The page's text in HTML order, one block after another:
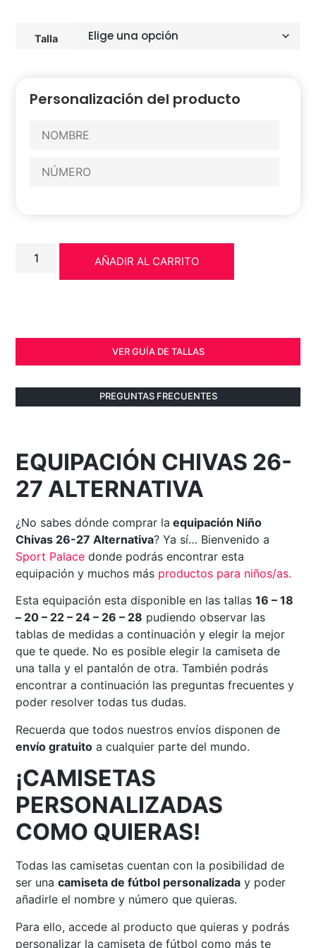
Talla
Personalización del producto
AÑADIR AL CARRITO
VER GUÍA DE TALLAS
PREGUNTAS FRECUENTES
EQUIPACIÓN CHIVAS 26-
27 ALTERNATIVA
¿No sabes dónde comprar la equipación Niño
Chivas 26-27 Alternativa? Ya sí… Bienvenido a
Sport Palace donde podrás encontrar esta
equipación y muchos más productos para niños/as.
Esta equipación esta disponible en las tallas16 – 18
– 20 – 22 – 24 – 26 – 28 pudiendo observar las
tablas de medidas a continuación y elegir la mejor
que te quede. No es posible elegir la camiseta de
una talla y el pantalón de otra. También podrás
encontrar a continuación las preguntas frecuentes y
poder resolver todas tus dudas.
Recuerda que todos nuestros envíos disponen de
envío gratuito a cualquier parte del mundo.
¡CAMISETAS
PERSONALIZADAS
COMO QUIERAS!
Todas las camisetas cuentan con la posibilidad de
ser unacamiseta de fútbol personalizada y poder
añadirle el nombre y número que quieras.
Para ello, accede al producto que quieras y podrás
personalizar la camiseta de fútbol como más te